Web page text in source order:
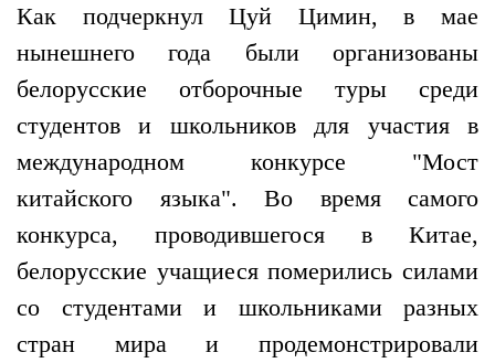
Как подчеркнул Цуй Цимин, в мае
нынешнего года были организованы
белорусские отборочные туры среди
студентов и школьников для участия в
международном конкурсе "Мост
китайского языка". Во время самого
конкурса, проводившегося в Китае,
белорусские учащиеся померились силами
со студентами и школьниками разных
стран мира и продемонстрировали